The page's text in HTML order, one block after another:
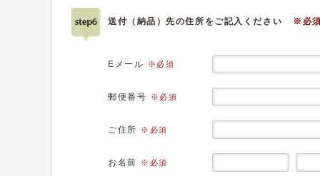
送付（納品）先の住所をご記入ください ※必
Eメール ※必須
郵便番号 ※必須
ご住所 ※必須
お名前 ※必須